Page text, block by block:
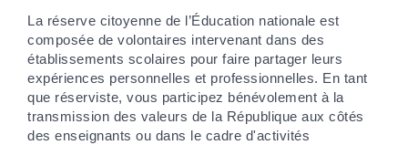
La réserve citoyenne de l’Éducation nationale est
composée de volontaires intervenant dans des
établissements scolaires pour faire partager leurs
expériences personnelles et professionnelles. En tant
que réserviste, vous participez bénévolement à la
transmission des valeurs de la République aux côtés
des enseignants ou dans le cadre d'activités